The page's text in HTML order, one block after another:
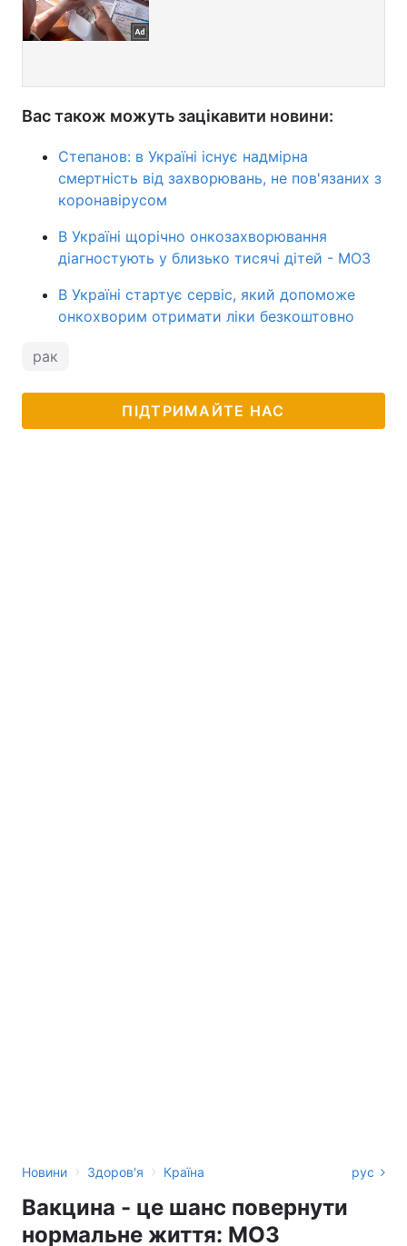
Вас також можуть зацікавити новини:
Степанов: в Україні існує надмірна
смертність від захворювань, не пов'язаних з
коронавірусом
В Україні щорічно онкозахворювання
діагностують у близько тисячі дітей - МОЗ
В Україні стартує сервіс, який допоможе
онкохворим отримати ліки безкоштовно
рак
ПІДТРИМАЙТЕ НАС
Новини › Здоров'я › Країна рус
Вакцина - це шанс повернути
нормальне життя: МОЗ